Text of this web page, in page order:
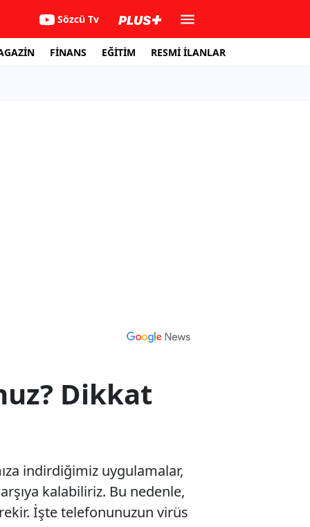
Sözcü Tv
FİNANS EĞİTİM RESMİ İLANLAR
Dikkat
indirdiğimiz uygulamalar,
kalabiliriz. Bu nedenle,
İşte telefonunuzun virüs